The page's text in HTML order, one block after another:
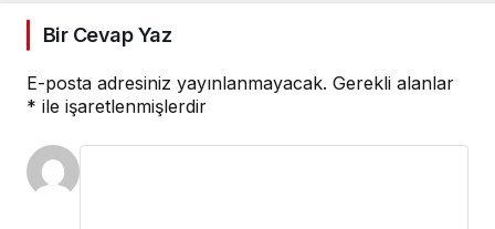
Bir Cevap Yaz
E-posta adresiniz yayınlanmayacak. Gerekli alanlar
* ile işaretlenmişlerdir